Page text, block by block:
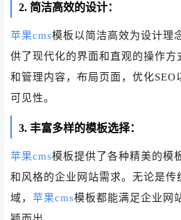
2. 简洁高效的设计：
苹果cms模板以简洁高效为设计理
供了现代化的界面和直观的操作
和管理内容，布局页面，优化SEO
可见性。
3. 丰富多样的模板选择：
苹果cms模板提供了各种精美的模
和风格的企业网站需求。无论是传
域，苹果cms模板都能满足企业网